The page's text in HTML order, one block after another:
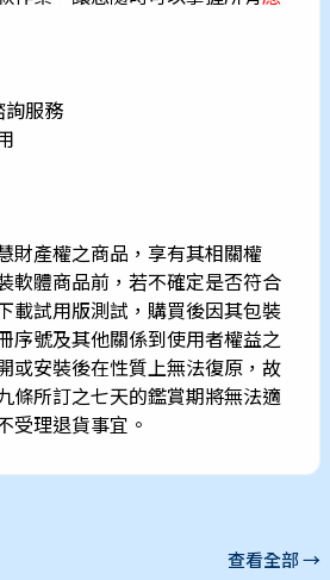
服務
財產權之商品，享有其相關權
軟體商品前，若不確定是否符合
載試用版測試，購買後因其包裝
序號及其他關係到使用者權益之
或安裝後在性質上無法復原，故
條所訂之七天的鑑賞期將無法適
受理退貨事宜。
查看全部 →